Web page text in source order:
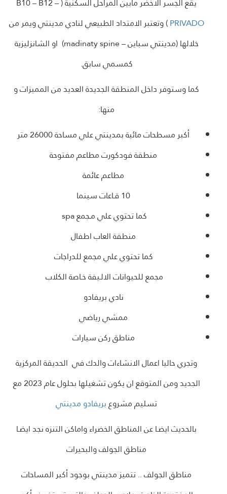
PRIVADO) وتعتبر الامتداد الطبيعي لنادي مدينتي ويمر من
خلالها (مدينتي سباين –madinaty spine) او الشانزليزية
كمسمي سابق.
كما وستوفر داخل المنطقة الجديدة العديد من المميزات و
منها:
أكبر مسطحات مائية بمدينتي علي مساحة 26000 متر
منطقة فودكورت مطاعم مفتوحة
مطاعم عائمة
10 قـاعات سينما
كما تحتوي علي مـجمعspa
منطقة العاب اطفال
كما تحتوي علي مجمع للدراجات
مجمع للحيوانات الالـيفة خـاصة الكلاب
نادي بريفادو
ممشي رياضي
مناطق ركن سيارات
وتجري حاليا اعمال الانشاءات والدك في الحديقة المركزية
الجديد ومن المتوقع ان يكون تشغيلها بحلول عام 2023 مع
تسليم مشروعبريفادو مدينتي
بالحديث ايضـا عن المناطق الخضراء واماكن التنزه نجد ايضـا
مناطق الجولف والبحيرات
مناطق الجولف .. تتميز مدينتي بوجود أكبر المساحات